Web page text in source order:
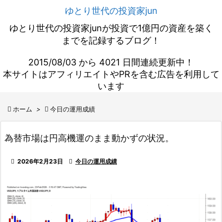
ゆとり世代の投資家jun
ゆとり世代の投資家junが投資で1億円の資産を築く
までを記録するブログ！
2015/08/03 から 4021 日間連続更新中！
本サイトはアフィリエイトやPRを含む広告を利用して
います
 ホーム >  今日の運用成績
為替市場は円高機運のまま動かずの状況。
 2026年2月23日  今日の運用成績